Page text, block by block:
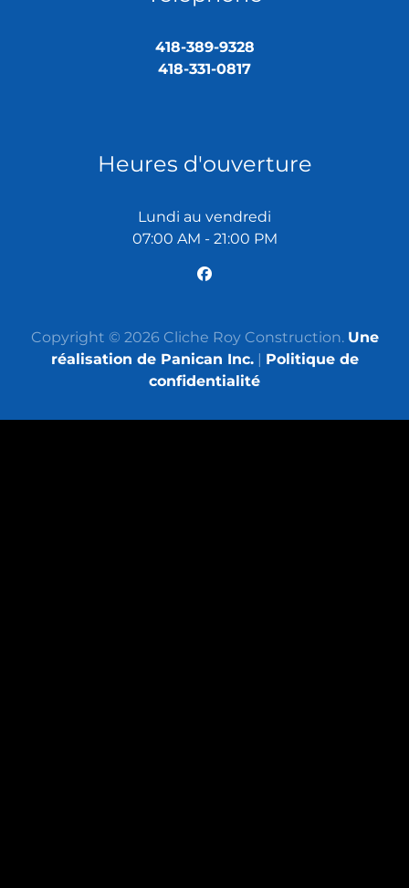
418-389-9328
418-331-0817
Heures d'ouverture
Lundi au vendredi
07:00 AM - 21:00 PM
Copyright © 2026 Cliche Roy Construction. Une
réalisation de Panican Inc.| Politique de
confidentialité